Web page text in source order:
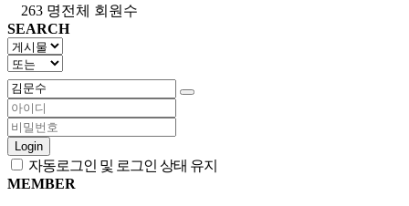
263 명전체 회원수
SEARCH
Login
자동로그인 및 로그인 상태 유지
MEMBER